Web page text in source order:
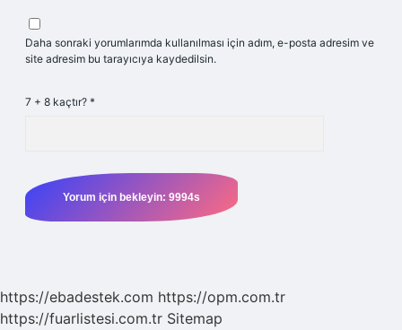
Daha sonraki yorumlarımda kullanılması için adım, e-posta adresim ve
site adresim bu tarayıcıya kaydedilsin.
7 + 8 kaçtır? *
https://ebadestek.com https://opm.com.tr
https://fuarlistesi.com.tr Sitemap